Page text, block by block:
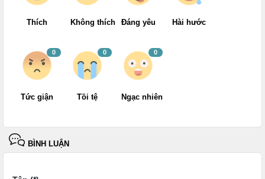
Thích Không thích Đáng yêu Hài hước
0
Tức giận
0
Tồi tệ
0
Ngạc nhiên
BÌNH LUẬN